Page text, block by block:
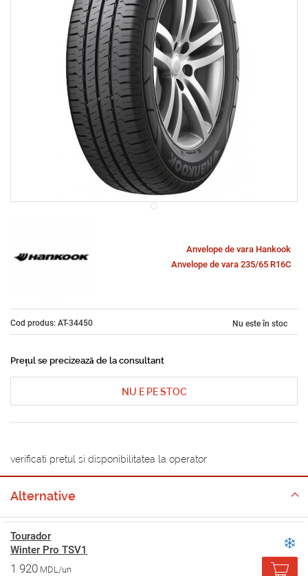
Anvelope de vara Hankook
Anvelope de vara 235/65 R16C
Cod produs: AT-34450 Nu este în stoc
Prețul se precizează de la consultant
NU E PE STOC
verificati pretul si disponibilitatea la operator
Alternative
Tourador
Winter Pro TSV1
1 920 MDL/un